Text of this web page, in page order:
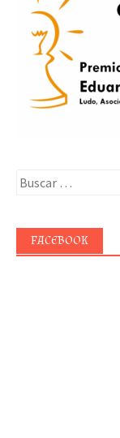
Buscar:
FACEBOOK